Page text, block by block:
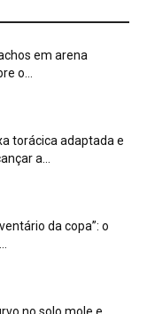
no solo mole e